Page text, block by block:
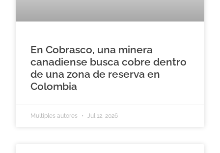
En Cobrasco, una minera
canadiense busca cobre dentro
de una zona de reserva en
Colombia
Multiples autores Jul 12, 2026